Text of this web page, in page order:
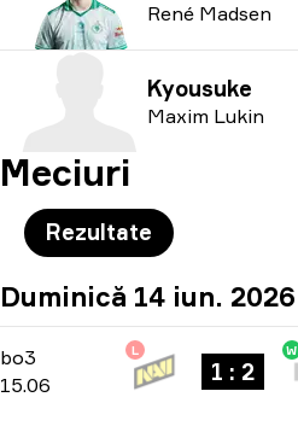
René Madsen
Kyousuke
Maxim Lukin
Meciuri
Rezultate
Duminică 14 iun. 2026
bo3
bo3
15.06
L
1 : 2
W